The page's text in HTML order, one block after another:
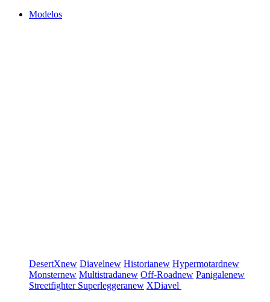
Modelos
DesertXnew Diavelnew Historianew Hypermotardnew
Monsternew Multistradanew Off-Roadnew Panigalenew
Streetfighter Superleggeranew XDiavel